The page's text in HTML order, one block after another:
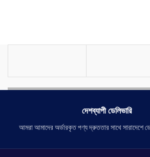
দেশব্যাপী ডেলিভারি
আমরা আমাদের অর্ডারকৃত পণ্য দ্রুততার সাথে সারাদেশে